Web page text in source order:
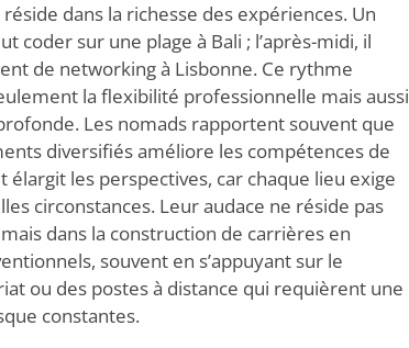
dans la richesse des expériences. Un
coder sur une plage à Bali ; l’après-midi, il
de networking à Lisbonne. Ce rythme
la flexibilité professionnelle mais aussi
Les nomads rapportent souvent que
diversifiés améliore les compétences de
les perspectives, car chaque lieu exige
circonstances. Leur audace ne réside pas
dans la construction de carrières en
souvent en s’appuyant sur le
ou des postes à distance qui requièrent une
constantes.